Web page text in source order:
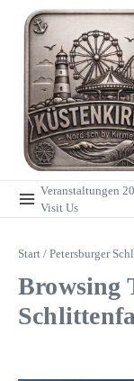
Zum Inhalt springen
Veranstaltungen
Visit Us
Start / Petersburger
Browsing